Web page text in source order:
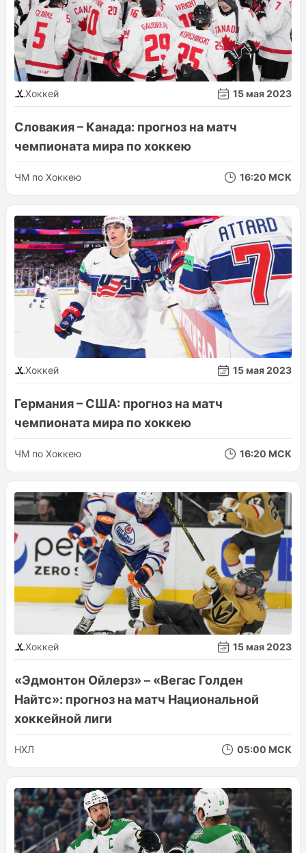
Хоккей 15 мая 2023
Словакия – Канада: прогноз на матч
чемпионата мира по хоккею
ЧМ по Хоккею 16:20 МСК
Хоккей 15 мая 2023
Германия – США: прогноз на матч
чемпионата мира по хоккею
ЧМ по Хоккею 16:20 МСК
Хоккей 15 мая 2023
«Эдмонтон Ойлерз» – «Вегас Голден
Найтс»: прогноз на матч Национальной
хоккейной лиги
НХЛ 05:00 МСК